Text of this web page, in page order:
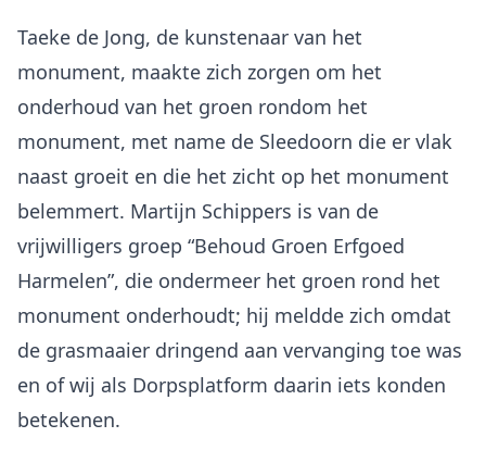
Taeke de Jong, de kunstenaar van het
monument, maakte zich zorgen om het
onderhoud van het groen rondom het
monument, met name de Sleedoorn die er vlak
naast groeit en die het zicht op het monument
belemmert. Martijn Schippers is van de
vrijwilligers groep “Behoud Groen Erfgoed
Harmelen”, die ondermeer het groen rond het
monument onderhoudt; hij meldde zich omdat
de grasmaaier dringend aan vervanging toe was
en of wij als Dorpsplatform daarin iets konden
betekenen.